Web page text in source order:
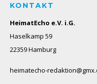
KONTAKT
HeimatEcho e.V. i.G.
Haselkamp 59
22359 Hamburg
heimatecho-